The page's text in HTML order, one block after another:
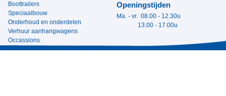
Boottrailers
Speciaalbouw
Onderhoud en onderdelen
Verhuur aanhangwagens
Occassions
Openingstijden
Ma. - vr. 08.00 - 12.30u
13.00 - 17.00u